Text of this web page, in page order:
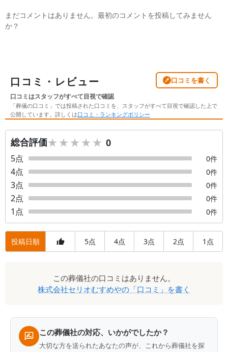
まだコメントはありません。最初のコメントを投稿してみません
か？
口コミ・レビュー 口コミを書く
口コミはスタッフがすべて目視で確認
「葬儀の口コミ」では投稿された口コミを、スタッフがすべて目視で確認した上で
公開しています。詳しくは口コミ・ランキングポリシー
総合評価★★★★★
★★★★★ 0
5点 0件
4点 0件
3点 0件
2点 0件
1 点 0件
投稿日順 5点 4点 3点 2点 1 点
この葬儀社の口コミはありません。
株式会社セリオむすめやの「口コミ」を書く
この葬儀社の対応、いかがでしたか？
大切な方を送られたあなたの声が、これから葬儀社を探